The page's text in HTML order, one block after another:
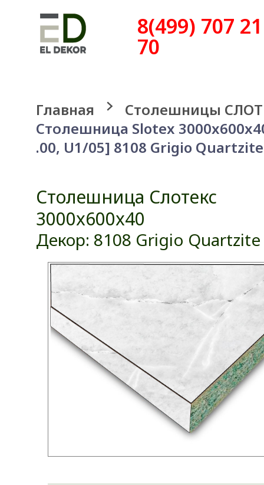
8(499) 707 21
70
Главная
Столешницы
Столешница Slotex
.00, U1/05] 8108 Grigio Quartzite
Столешница Слотекс
3000x600x40
Декор: 8108 Grigio Quartzite